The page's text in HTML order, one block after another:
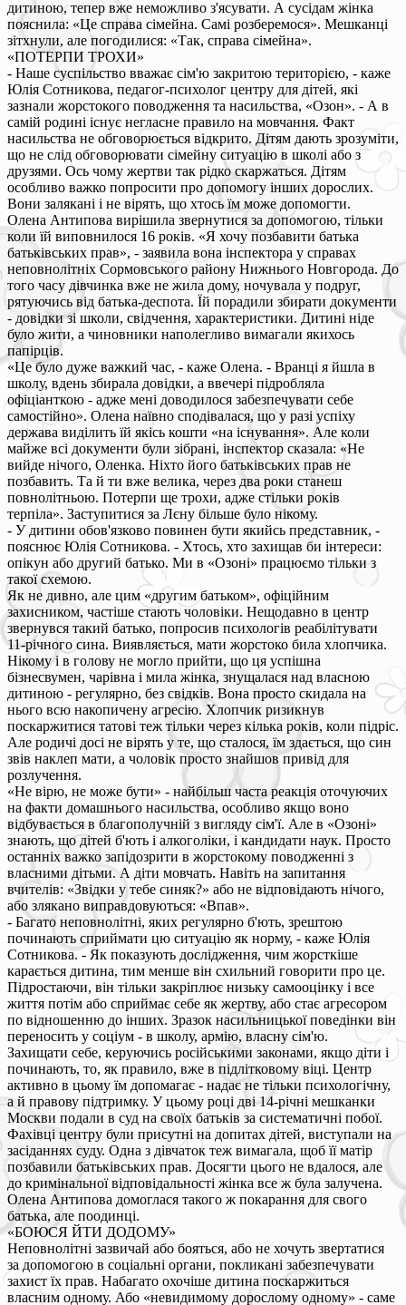
дитиною, тепер вже неможливо з'ясувати. А сусідам жінка
пояснила: «Це справа сімейна. Самі розберемося». Мешканці
зітхнули, але погодилися: «Так, справа сімейна».
«ПОТЕРПИ ТРОХИ»
- Наше суспільство вважає сім'ю закритою територією, - каже
Юлія Сотникова, педагог-психолог центру для дітей, які
зазнали жорстокого поводження та насильства, «Озон». - А в
самій родині існує негласне правило на мовчання. Факт
насильства не обговорюється відкрито. Дітям дають зрозуміти,
що не слід обговорювати сімейну ситуацію в школі або з
друзями. Ось чому жертви так рідко скаржаться. Дітям
особливо важко попросити про допомогу інших дорослих.
Вони залякані і не вірять, що хтось їм може допомогти.
Олена Антипова вирішила звернутися за допомогою, тільки
коли їй виповнилося 16 років. «Я хочу позбавити батька
батьківських прав», - заявила вона інспектора у справах
неповнолітніх Сормовського району Нижнього Новгорода. До
того часу дівчинка вже не жила дому, ночувала у подруг,
рятуючись від батька-деспота. Їй порадили збирати документи
- довідки зі школи, свідчення, характеристики. Дитині ніде
було жити, а чиновники наполегливо вимагали якихось
папірців.
«Це було дуже важкий час, - каже Олена. - Вранці я йшла в
школу, вдень збирала довідки, а ввечері підробляла
офіціанткою - адже мені доводилося забезпечувати себе
самостійно». Олена наївно сподівалася, що у разі успіху
держава виділить їй якісь кошти «на існування». Але коли
майже всі документи були зібрані, інспектор сказала: «Не
вийде нічого, Оленка. Ніхто його батьківських прав не
позбавить. Та й ти вже велика, через два роки станеш
повнолітньою. Потерпи ще трохи, адже стільки років
терпіла». Заступитися за Лєну більше було нікому.
- У дитини обов'язково повинен бути якийсь представник, -
пояснює Юлія Сотникова. - Хтось, хто захищав би інтереси:
опікун або другий батько. Ми в «Озоні» працюємо тільки з
такої схемою.
Як не дивно, але цим «другим батьком», офіційним
захисником, частіше стають чоловіки. Нещодавно в центр
звернувся такий батько, попросив психологів реабілітувати
11-річного сина. Виявляється, мати жорстоко била хлопчика.
Нікому і в голову не могло прийти, що ця успішна
бізнесвумен, чарівна і мила жінка, знущалася над власною
дитиною - регулярно, без свідків. Вона просто скидала на
нього всю накопичену агресію. Хлопчик ризикнув
поскаржитися татові теж тільки через кілька років, коли підріс.
Але родичі досі не вірять у те, що сталося, їм здається, що син
звів наклеп мати, а чоловік просто знайшов привід для
розлучення.
«Не вірю, не може бути» - найбільш часта реакція оточуючих
на факти домашнього насильства, особливо якщо воно
відбувається в благополучній з вигляду сім'ї. Але в «Озоні»
знають, що дітей б'ють і алкоголіки, і кандидати наук. Просто
останніх важко запідозрити в жорстокому поводженні з
власними дітьми. А діти мовчать. Навіть на запитання
вчителів: «Звідки у тебе синяк?» або не відповідають нічого,
або злякано виправдовуються: «Впав».
- Багато неповнолітні, яких регулярно б'ють, зрештою
починають сприймати цю ситуацію як норму, - каже Юлія
Сотникова. - Як показують дослідження, чим жорсткіше
карається дитина, тим менше він схильний говорити про це.
Підростаючи, він тільки закріплює низьку самооцінку і все
життя потім або сприймає себе як жертву, або стає агресором
по відношенню до інших. Зразок насильницької поведінки він
переносить у соціум - в школу, армію, власну сім'ю.
Захищати себе, керуючись російськими законами, якщо діти і
починають, то, як правило, вже в підлітковому віці. Центр
активно в цьому їм допомагає - надає не тільки психологічну,
а й правову підтримку. У цьому році дві 14-річні мешканки
Москви подали в суд на своїх батьків за систематичні побої.
Фахівці центру були присутні на допитах дітей, виступали на
засіданнях суду. Одна з дівчаток теж вимагала, щоб її матір
позбавили батьківських прав. Досягти цього не вдалося, але
до кримінальної відповідальності жінка все ж була залучена.
Олена Антипова домоглася такого ж покарання для свого
батька, але поодинці.
«БОЮСЯ ЙТИ ДОДОМУ»
Неповнолітні зазвичай або бояться, або не хочуть звертатися
за допомогою в соціальні органи, покликані забезпечувати
захист їх прав. Набагато охочіше дитина поскаржиться
власним одному. Або «невидимому дорослому одному» - саме